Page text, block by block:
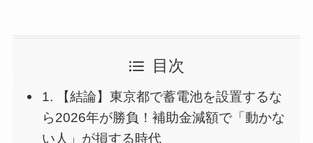
目次
1. 【結論】東京都で蓄電池を設置するな
ら2026年が勝負！補助金減額で「動かな
い人」が損する時代